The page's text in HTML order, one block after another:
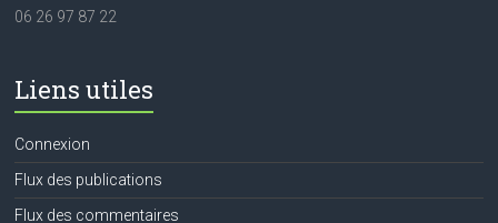
06 26 97 87 22
Liens utiles
Connexion
Flux des publications
Flux des commentaires